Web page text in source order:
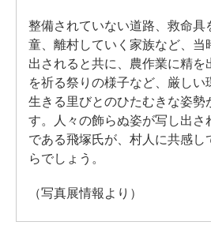
整備されていない道路、救命具
童、離村していく家族など、当
出されると共に、農作業に精を
を祈る祭りの様子など、厳しい
生きる里びとのひたむきな姿勢
す。人々の飾らぬ姿が写し出さ
である飛塚氏が、村人に共感し
らでしょう。
（写真展情報より）